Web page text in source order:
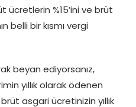
ücretlerin %15’ini ve brüt
belli bir kısmı vergi
beyan ediyorsanız,
yıllık olarak ödenen
brüt asgari ücretinizin yıllık